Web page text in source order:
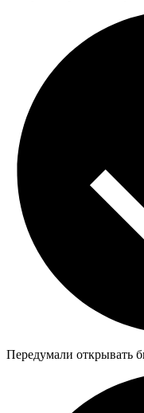
Передумали открывать